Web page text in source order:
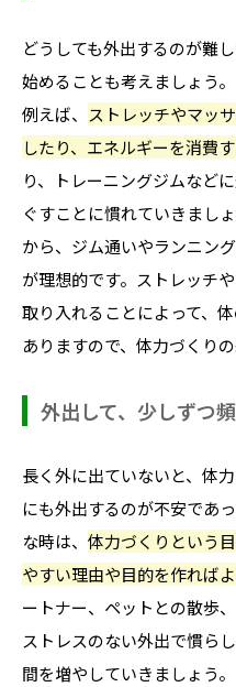
どうしても外出するのが難
始めることも考えましょう。
例えば、 ストレッチやマッ
したり、エネルギーを消費
り、トレーニングジムなど
ぐすことに慣れていきまし
から、ジム通いやランニン
が理想的です。ストレッチ
取り入れることによって、
ありますので、体力づくり
外出して、少しずつ
長く外に出ていないと、体
にも外出するのが不安であ
な時は、 体力づくりという
やすい理由や目的を作れば
ートナー、ペットとの散歩
ストレスのない外出で慣ら
間を増やしていきましょう。